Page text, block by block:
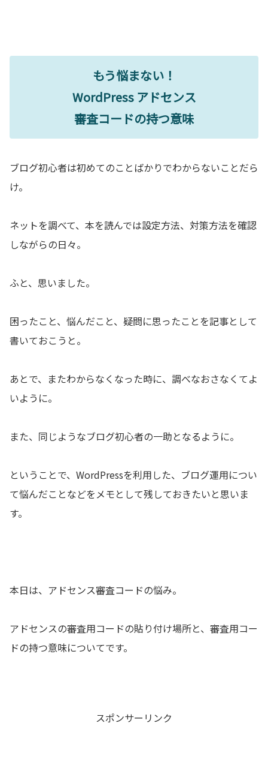
もう悩まない！
WordPress アドセンス
審査コードの持つ意味
ブログ初心者は初めてのことばかりでわからないことだら
け。
ネットを調べて、本を読んでは設定方法、対策方法を確認
しながらの日々。
ふと、思いました。
困ったこと、悩んだこと、疑問に思ったことを記事として
書いておこうと。
あとで、またわからなくなった時に、調べなおさなくてよ
いように。
また、同じようなブログ初心者の一助となるように。
ということで、WordPressを利用した、ブログ運用につい
て悩んだことなどをメモとして残しておきたいと思いま
す。
本日は、アドセンス審査コードの悩み。
アドセンスの審査用コードの貼り付け場所と、審査用コー
ドの持つ意味についてです。
スポンサーリンク